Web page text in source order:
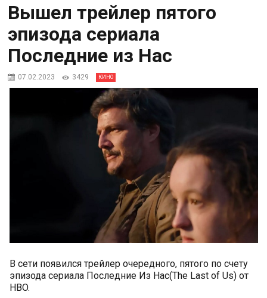
Вышел трейлер пятого
эпизода сериала
Последние из Нас
07.02.2023 3429 КИНО
В сети появился трейлер очередного, пятого по счету
эпизода сериала Последние Из Нас(The Last of Us) от
HBO.